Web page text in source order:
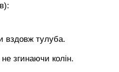
вздовж тулуба.
згинаючи колін.